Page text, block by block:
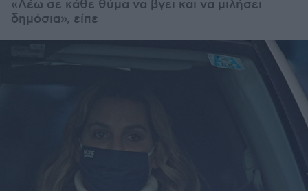
«Λέω σε κάθε θύμα να βγει και να μιλήσει
δημόσια», είπε